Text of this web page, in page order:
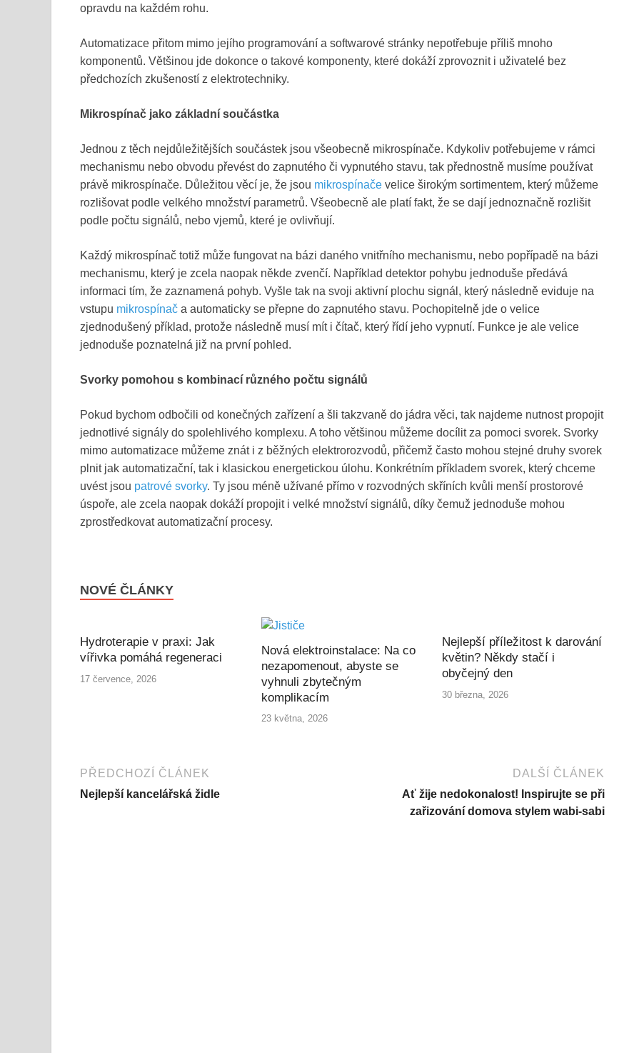
opravdu na každém rohu.
Automatizace přitom mimo jejího programování a softwarové stránky nepotřebuje příliš mnoho
komponentů. Většinou jde dokonce o takové komponenty, které dokáží zprovoznit i uživatelé bez
předchozích zkušeností z elektrotechniky.
Mikrospínač jako základní součástka
Jednou z těch nejdůležitějších součástek jsou všeobecně mikrospínače. Kdykoliv potřebujeme v rámci
mechanismu nebo obvodu převést do zapnutého či vypnutého stavu, tak přednostně musíme používat
právě mikrospínače. Důležitou věcí je, že jsou mikrospínače velice širokým sortimentem, který můžeme
rozlišovat podle velkého množství parametrů. Všeobecně ale platí fakt, že se dají jednoznačně rozlišit
podle počtu signálů, nebo vjemů, které je ovlivňují.
Každý mikrospínač totiž může fungovat na bázi daného vnitřního mechanismu, nebo popřípadě na bázi
mechanismu, který je zcela naopak někde zvenčí. Například detektor pohybu jednoduše předává
informaci tím, že zaznamená pohyb. Vyšle tak na svoji aktivní plochu signál, který následně eviduje na
vstupu mikrospínač a automaticky se přepne do zapnutého stavu. Pochopitelně jde o velice
zjednodušený příklad, protože následně musí mít i čítač, který řídí jeho vypnutí. Funkce je ale velice
jednoduše poznatelná již na první pohled.
Svorky pomohou s kombinací různého počtu signálů
Pokud bychom odbočili od konečných zařízení a šli takzvaně do jádra věci, tak najdeme nutnost propojit
jednotlivé signály do spolehlivého komplexu. A toho většinou můžeme docílit za pomoci svorek. Svorky
mimo automatizace můžeme znát i z běžných elektrorozvodů, přičemž často mohou stejné druhy svorek
plnit jak automatizační, tak i klasickou energetickou úlohu. Konkrétním příkladem svorek, který chceme
uvést jsou patrové svorky. Ty jsou méně užívané přímo v rozvodných skříních kvůli menší prostorové
úspoře, ale zcela naopak dokáží propojit i velké množství signálů, díky čemuž jednoduše mohou
zprostředkovat automatizační procesy.
NOVÉ ČLÁNKY
Hydroterapie v praxi: Jak
vířivka pomáhá regeneraci
17 července, 2026
Nová elektroinstalace: Na co
nezapomenout, abyste se
vyhnuli zbytečným
komplikacím
23 května, 2026
Nejlepší příležitost k darování
květin? Někdy stačí i
obyčejný den
30 března, 2026
PŘEDCHOZÍ ČLÁNEK
Nejlepší kancelářská židle
DALŠÍ ČLÁNEK
Ať žije nedokonalost! Inspirujte se při
zařizování domova stylem wabi-sabi